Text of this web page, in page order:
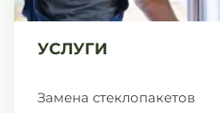
УСЛУГИ
Замена стеклопакетов